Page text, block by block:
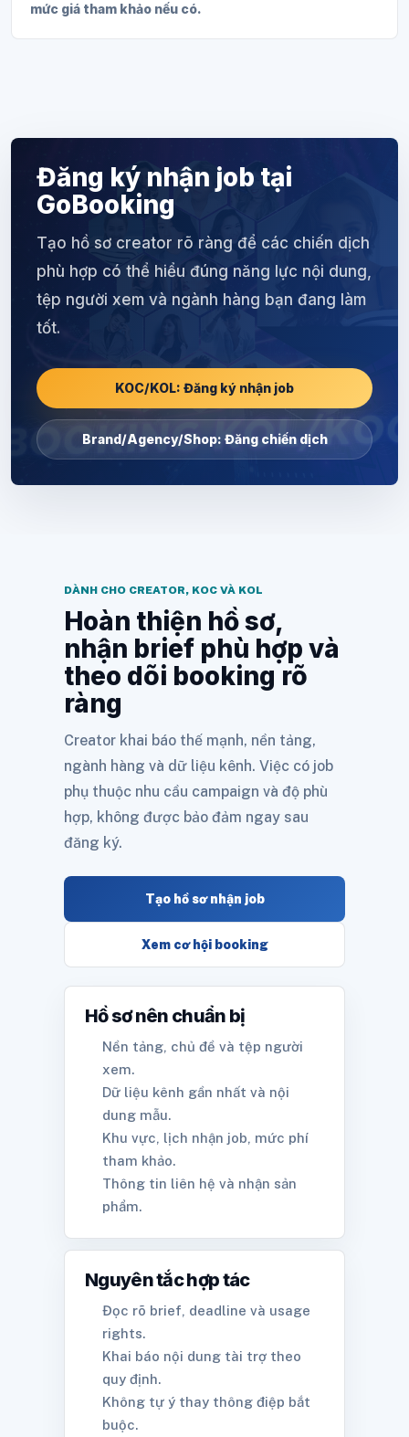
mức giá tham khảo nếu có.
Đăng ký nhận job tại
GoBooking
Tạo hồ sơ creator rõ ràng để các chiến dịch
phù hợp có thể hiểu đúng năng lực nội dung,
tệp người xem và ngành hàng bạn đang làm
tốt.
KOC/KOL: Đăng ký nhận job
Brand/Agency/Shop: Đăng chiến dịch
DÀNH CHO CREATOR, KOC VÀ KOL
Hoàn thiện hồ sơ,
nhận brief phù hợp và
theo dõi booking rõ
ràng
Creator khai báo thế mạnh, nền tảng,
ngành hàng và dữ liệu kênh. Việc có job
phụ thuộc nhu cầu campaign và độ phù
hợp, không được bảo đảm ngay sau
đăng ký.
Tạo hồ sơ nhận job
Xem cơ hội booking
Hồ sơ nên chuẩn bị
Nền tảng, chủ đề và tệp người
xem.
Dữ liệu kênh gần nhất và nội
dung mẫu.
Khu vực, lịch nhận job, mức phí
tham khảo.
Thông tin liên hệ và nhận sản
phẩm.
Nguyên tắc hợp tác
Đọc rõ brief, deadline và usage
rights.
Khai báo nội dung tài trợ theo
quy định.
Không tự ý thay thông điệp bắt
buộc.